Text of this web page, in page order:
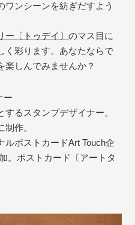
ワンシーンを紡ぎだすよう
ー〔トゥデイ〕のマス目に
く彩ります。あなたならで
楽しんでみませんか？
ー
るスタンプデザイナー。
作。
ルポストカードArt Touch企
。ポストカード〔アートタ